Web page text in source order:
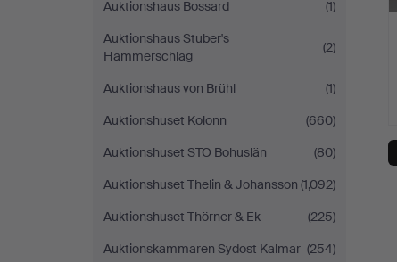
Auktionshaus Bossard
(1)
Auktionshaus Stuber's
Hammerschlag
(2)
Auktionshaus von Brühl
(1)
Auktionshuset Kolonn
(660)
Auktionshuset STO Bohuslän
(80)
Auktionshuset Thelin & Johansson (1,092)
Auktionshuset Thörner & Ek
(225)
Auktionskammaren Sydost Kalmar (254)